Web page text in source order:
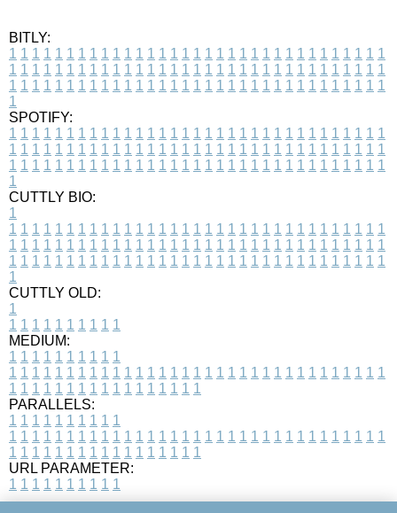
BITLY:
1 1 1 1 1 1 1 1 1 1 1 1 1 1 1 1 1 1 1 1 1 1 1 1 1 1 1 1 1 1 1 1 1
1 1 1 1 1 1 1 1 1 1 1 1 1 1 1 1 1 1 1 1 1 1 1 1 1 1 1 1 1 1 1 1 1
1 1 1 1 1 1 1 1 1 1 1 1 1 1 1 1 1 1 1 1 1 1 1 1 1 1 1 1 1 1 1 1 1
1
SPOTIFY:
1 1 1 1 1 1 1 1 1 1 1 1 1 1 1 1 1 1 1 1 1 1 1 1 1 1 1 1 1 1 1 1 1
1 1 1 1 1 1 1 1 1 1 1 1 1 1 1 1 1 1 1 1 1 1 1 1 1 1 1 1 1 1 1 1 1
1 1 1 1 1 1 1 1 1 1 1 1 1 1 1 1 1 1 1 1 1 1 1 1 1 1 1 1 1 1 1 1 1
1
CUTTLY BIO:
1
1 1 1 1 1 1 1 1 1 1 1 1 1 1 1 1 1 1 1 1 1 1 1 1 1 1 1 1 1 1 1 1 1
1 1 1 1 1 1 1 1 1 1 1 1 1 1 1 1 1 1 1 1 1 1 1 1 1 1 1 1 1 1 1 1 1
1 1 1 1 1 1 1 1 1 1 1 1 1 1 1 1 1 1 1 1 1 1 1 1 1 1 1 1 1 1 1 1 1
1
CUTTLY OLD:
1
1 1 1 1 1 1 1 1 1 1
MEDIUM:
1 1 1 1 1 1 1 1 1 1
1 1 1 1 1 1 1 1 1 1 1 1 1 1 1 1 1 1 1 1 1 1 1 1 1 1 1 1 1 1 1 1 1
1 1 1 1 1 1 1 1 1 1 1 1 1 1 1 1 1
PARALLELS:
1 1 1 1 1 1 1 1 1 1
1 1 1 1 1 1 1 1 1 1 1 1 1 1 1 1 1 1 1 1 1 1 1 1 1 1 1 1 1 1 1 1 1
1 1 1 1 1 1 1 1 1 1 1 1 1 1 1 1 1
URL PARAMETER:
1 1 1 1 1 1 1 1 1 1